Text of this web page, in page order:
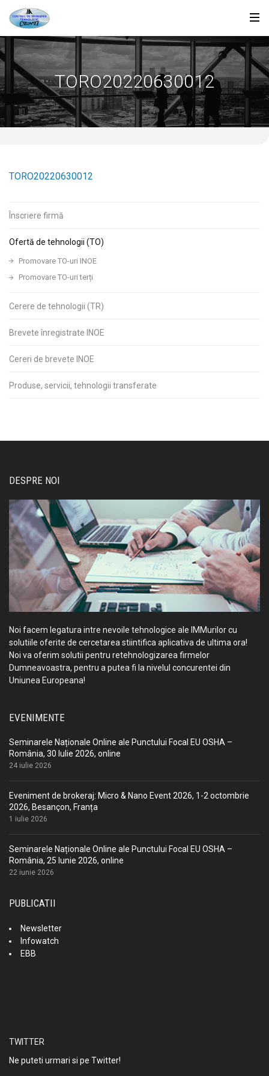
TORO20220630012
TORO20220630012
Înscriere firmă
Ofertă de tehnologii (TO)
Promovare TO-uri INOE
Promovare TO-uri terți
Cerere de tehnologii (TR)
Brevete înregistrate INOE
Cereri de brevete INOE
Produse, servicii, tehnologii transferate
DESPRE NOI
Noi facem legatura intre nevoile tehnologice ale IMMurilor cu
solutiile oferite de cercetarea stiintifica aplicativa de ultima ora!
Noi va oferim solutii pentru retehnologizarea firmelor
Dumneavoastra, pentru a putea fi la nivelul concurentei din
Uniunea Europeana!
EVENIMENTE
Seminarele Naționale Online ale Punctului Focal EU OSHA –
România, 30 Iulie 2026, online
24 iulie 2026
Eveniment de brokeraj: Micro & Nano Event 2026, 1-2 octombrie
2026, Besançon, Franța
1 iulie 2026
Seminarele Naționale Online ale Punctului Focal EU OSHA –
România, 25 Iunie 2026, online
22 iunie 2026
PUBLICATII
Newsletter
Infowatch
EBB
TWITTER
Ne puteti urmari si pe Twitter!